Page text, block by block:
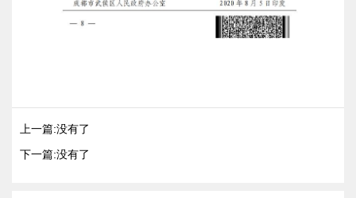
上一篇:没有了
下一篇:没有了